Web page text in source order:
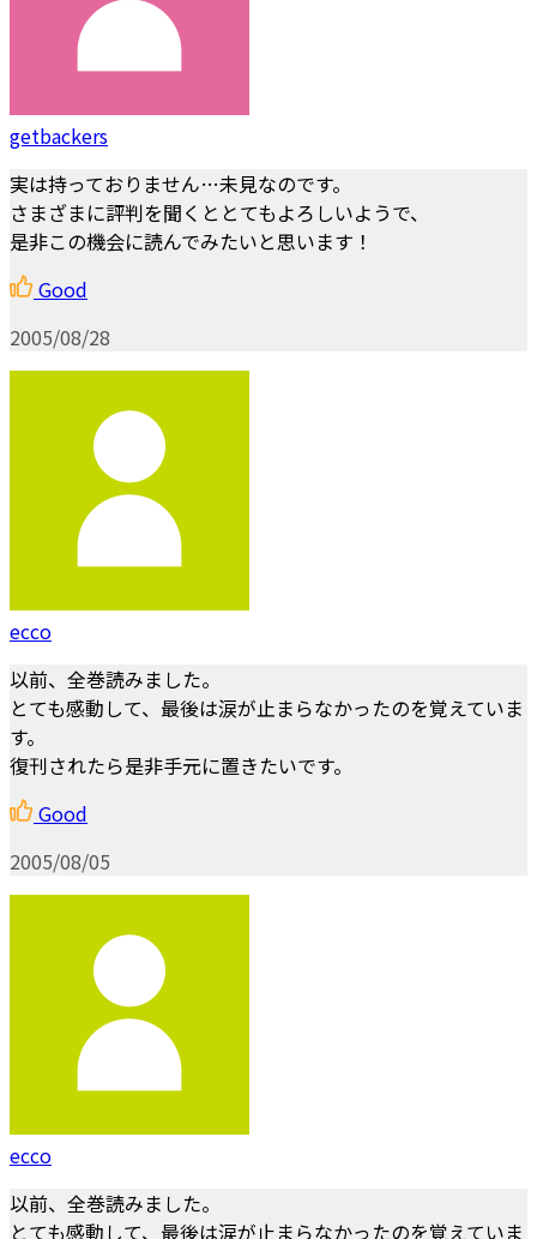
getbackers
実は持っておりません…未見なのです。
さまざまに評判を聞くととてもよろしいようで、
是非この機会に読んでみたいと思います！
Good
2005/08/28
ecco
以前、全巻読みました。
とても感動して、最後は涙が止まらなかったのを覚えていま
す。
復刊されたら是非手元に置きたいです。
Good
2005/08/05
ecco
以前、全巻読みました。
とても感動して、最後は涙が止まらなかったのを覚えていま